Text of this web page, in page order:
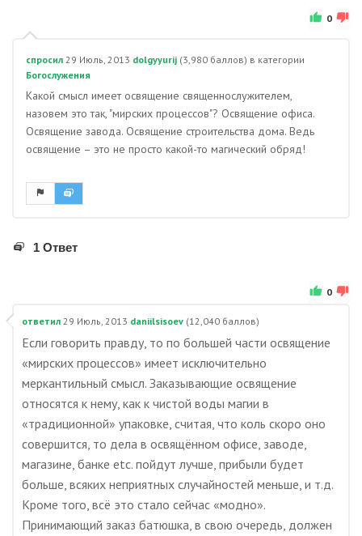
0
спросил 29 Июль, 2013 dolgyyurij (3,980 баллов) в категории
Богослужения
Какой смысл имеет освящение священнослужителем,
назовем это так, "мирских процессов"? Освящение офиса.
Освящение завода. Освящение строительства дома. Ведь
освящение – это не просто какой-то магический обряд!
1 Ответ
0
ответил 29 Июль, 2013 daniilsisoev (12,040 баллов)
Если говорить правду, то по большей части освящение
«мирских процессов» имеет исключительно
меркантильный смысл. Заказывающие освящение
относятся к нему, как к чистой воды магии в
«традиционной» упаковке, считая, что коль скоро оно
совершится, то дела в освящённом офисе, заводе,
магазине, банке etc. пойдут лучше, прибыли будет
больше, всяких неприятных случайностей меньше, и т.д.
Кроме того, всё это стало сейчас «модно».
Принимающий заказ батюшка, в свою очередь, должен